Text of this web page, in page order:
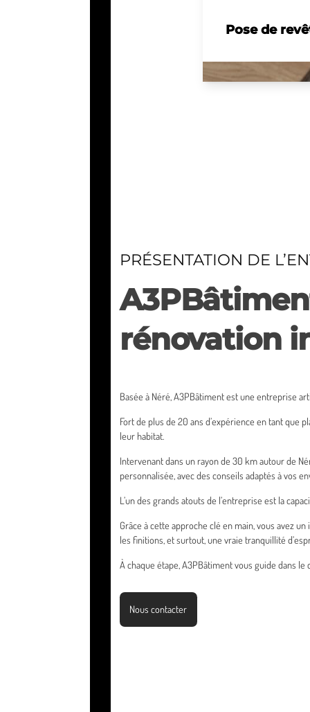
Pose de
PRÉSENTATION DE
rénovation
Basée à Néré, A3PBâtiment est une entreprise
Fort de plus de 20 ans d’expérience en tant
leur habitat.
Intervenant dans un rayon de 30 km autour de
personnalisée, avec des conseils adaptés à vos
L’un des grands atouts de l’entreprise est la
Grâce à cette approche clé en main, vous avez
les finitions, et surtout, une vraie tranquillité
À chaque étape, A3PBâtiment vous guide dans
Nous contacter